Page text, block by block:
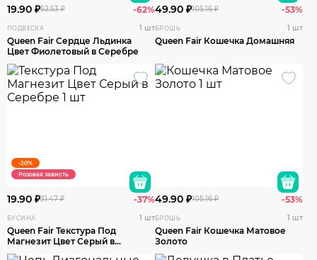
19.90 ₽52.53 ₽ -62%
ПОДВЕСКА 1 шт
Queen Fair Сердце Льдинка
Цвет Фиолетовый в Серебре
49.90 ₽105.16 ₽ -53%
БРОШЬ 1 шт
Queen Fair Кошечка Домашняя
-20%
Розовая зависть
19.90 ₽31.47 ₽ -37%
БУСИНА 1 шт
Queen Fair Текстура Под
Магнезит Цвет Серый в
Серебре
49.90 ₽105.16 ₽ -53%
БРОШЬ 1 шт
Queen Fair Кошечка Матовое
Золото